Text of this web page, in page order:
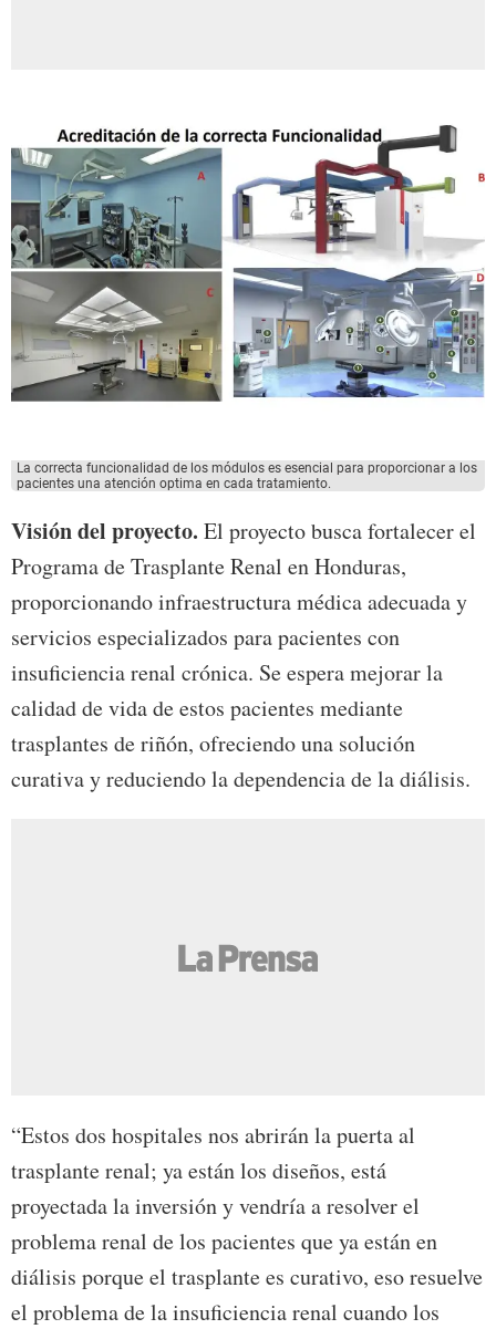
La correcta funcionalidad de los módulos es esencial para proporcionar a los
pacientes una atención optima en cada tratamiento.
Visión del proyecto. El proyecto busca fortalecer el
Programa de Trasplante Renal en Honduras,
proporcionando infraestructura médica adecuada y
servicios especializados para pacientes con
insuficiencia renal crónica. Se espera mejorar la
calidad de vida de estos pacientes mediante
trasplantes de riñón, ofreciendo una solución
curativa y reduciendo la dependencia de la diálisis.
“Estos dos hospitales nos abrirán la puerta al
trasplante renal; ya están los diseños, está
proyectada la inversión y vendría a resolver el
problema renal de los pacientes que ya están en
diálisis porque el trasplante es curativo, eso resuelve
el problema de la insuficiencia renal cuando los